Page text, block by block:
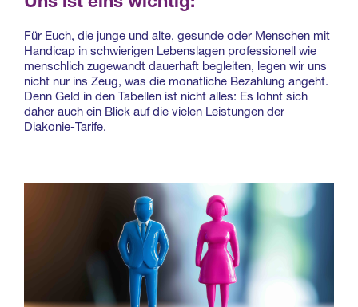
Für Euch, die junge und alte, gesunde oder Menschen mit
Handicap in schwierigen Lebenslagen professionell wie
menschlich zugewandt dauerhaft begleiten, legen wir uns
nicht nur ins Zeug, was die monatliche Bezahlung angeht.
Denn Geld in den Tabellen ist nicht alles: Es lohnt sich
daher auch ein Blick auf die vielen Leistungen der
Diakonie-Tarife.